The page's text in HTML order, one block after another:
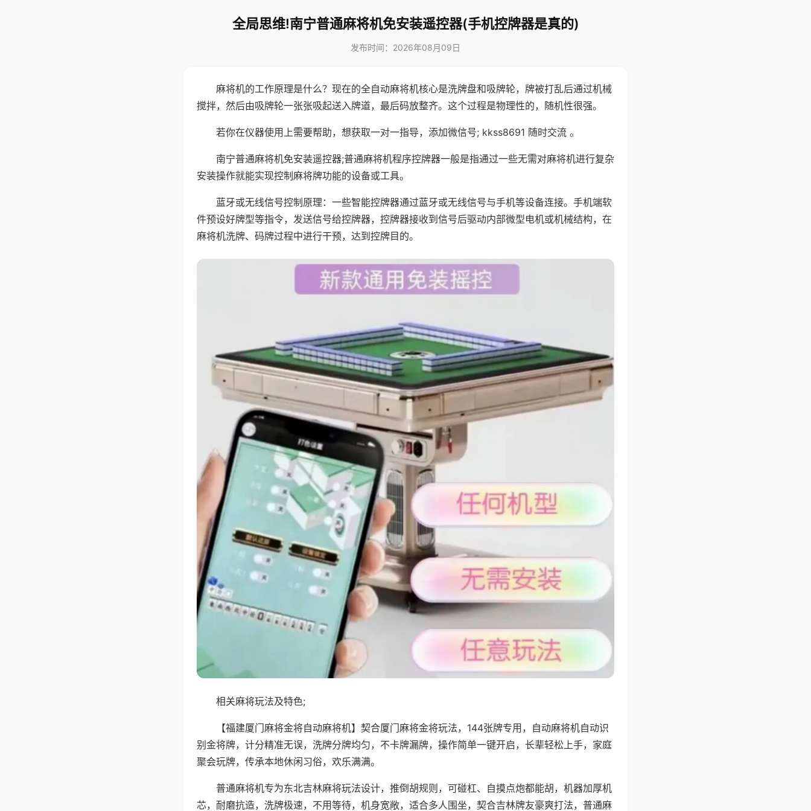
全局思维!南宁普通麻将机免安装遥控器(手机控牌器是真的)
发布时间：2026年08月09日
麻将机的工作原理是什么？现在的全自动麻将机核心是洗牌盘和吸牌轮，牌被打乱后通过机械
搅拌，然后由吸牌轮一张张吸起送入牌道，最后码放整齐。这个过程是物理性的，随机性很强。
若你在仪器使用上需要帮助，想获取一对一指导，添加微信号; kkss8691 随时交流 。
南宁普通麻将机免安装遥控器;普通麻将机程序控牌器一般是指通过一些无需对麻将机进行复杂
安装操作就能实现控制麻将牌功能的设备或工具。
蓝牙或无线信号控制原理：一些智能控牌器通过蓝牙或无线信号与手机等设备连接。手机端软
件预设好牌型等指令，发送信号给控牌器，控牌器接收到信号后驱动内部微型电机或机械结构，在
麻将机洗牌、码牌过程中进行干预，达到控牌目的。
相关麻将玩法及特色;
【福建厦门麻将金将自动麻将机】契合厦门麻将金将玩法，144张牌专用，自动麻将机自动识
别金将牌，计分精准无误，洗牌分牌均匀，不卡牌漏牌，操作简单一键开启，长辈轻松上手，家庭
聚会玩牌，传承本地休闲习俗，欢乐满满。
普通麻将机专为东北吉林麻将玩法设计，推倒胡规则，可碰杠、自摸点炮都能胡，机器加厚机
芯，耐磨抗造，洗牌极速，不用等待，机身宽敞，适合多人围坐，契合吉林牌友豪爽打法，普通麻